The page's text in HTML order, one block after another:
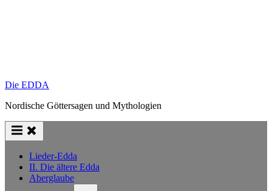
Die EDDA
Nordische Göttersagen und Mythologien
Lieder-Edda
II. Die ältere Edda
Aberglaube